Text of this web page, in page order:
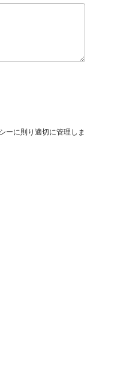
ーに則り適切に管理しま